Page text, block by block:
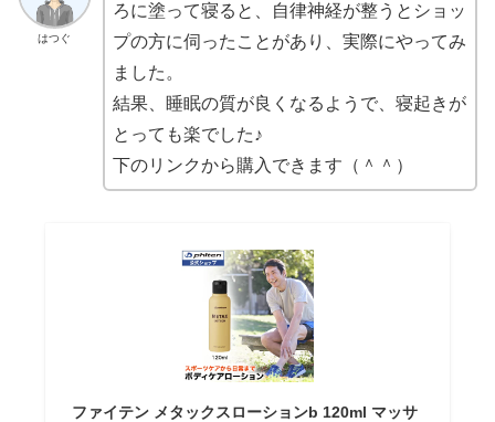
はつぐ
ろに塗って寝ると、自律神経が整うとショッ
プの方に伺ったことがあり、実際にやってみ
ました。
結果、睡眠の質が良くなるようで、寝起きが
とっても楽でした♪
下のリンクから購入できます（＾＾）
ファイテン メタックスローションb 120ml マッサ